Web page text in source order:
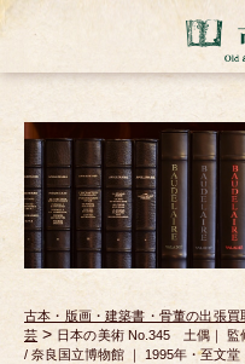
古本・版画・建築書・骨董の出張買
芸 > 日本の美術 No.345 土偶｜ 監
/ 奈良国立博物館 ｜ 1995年・至文堂